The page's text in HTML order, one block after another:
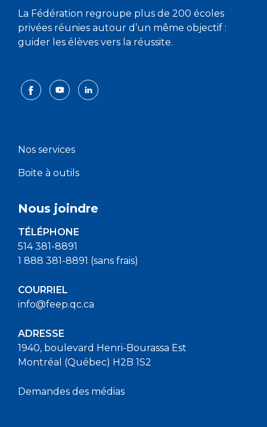
La Fédération regroupe plus de 200 écoles
privées réunies autour d’un même objectif :
guider les élèves vers la réussite.
Nos services
Boite à outils
Nous joindre
TÉLÉPHONE
514 381-8891
1 888 381-8891 (sans frais)
COURRIEL
info@feep.qc.ca
ADRESSE
1940, boulevard Henri-Bourassa Est
Montréal (Québec) H2B 1S2
Demandes des médias